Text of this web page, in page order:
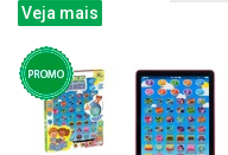
Veja mais